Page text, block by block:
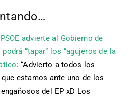
advierte al Gobierno de
“tapar” los “agujeros de la
: “Advierto a todos los
estamos ante uno de los
del EP xD Los